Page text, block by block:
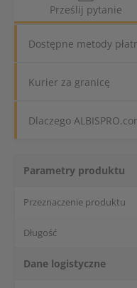
Prześlij pytanie
Dostępne metody
Kurier za granicę
Dlaczego
Parametry produktu
Przeznaczenie produktu
Długość
Dane logistyczne